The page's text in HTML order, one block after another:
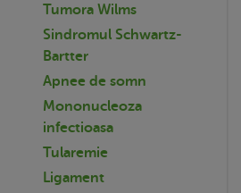
Tumora Wilms
Sindromul Schwartz-
Bartter
Apnee de somn
Mononucleoza
infectioasa
Tularemie
Ligament